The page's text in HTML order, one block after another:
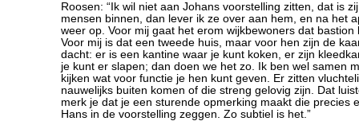
Roosen: “Ik wil niet aan Johans voorstelling zitten, dat is
mensen binnen, dan lever ik ze over aan hem, en na het
weer op. Voor mij gaat het erom wijkbewoners dat bastion
Voor mij is dat een tweede huis, maar voor hen zijn de
dacht: er is een kantine waar je kunt koken, er zijn
je kunt er slapen; dan doen we het zo. Ik ben wel samen
kijken wat voor functie je hen kunt geven. Er zitten
nauwelijks buiten komen of die streng gelovig zijn. Dat
merk je dat je een sturende opmerking maakt die precies
Hans in de voorstelling zeggen. Zo subtiel is het.”